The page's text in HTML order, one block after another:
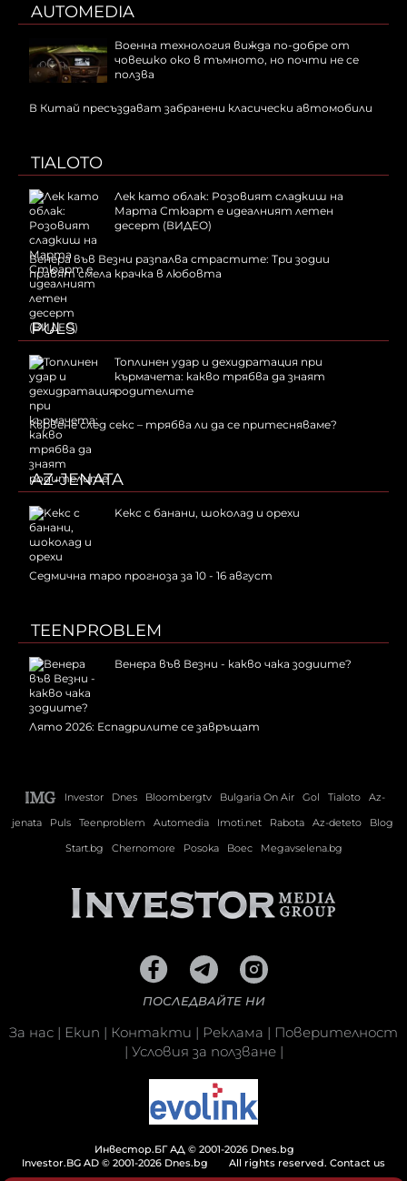
AUTOMEDIA
Военна технология вижда по-добре от
човешко око в тъмното, но почти не се
ползва
В Китай пресъздават забранени класически автомобили
TIALOTO
Лек като облак: Розовият сладкиш на
Марта Стюарт е идеалният летен
десерт (ВИДЕО)
Венера във Везни разпалва страстите: Три зодии
правят смела крачка в любовта
PULS
Топлинен удар и дехидратация при
кърмачета: какво трябва да знаят
родителите
Кървене след секс – трябва ли да се притесняваме?
AZ-JENATA
Kекс с банани, шоколад и орехи
Седмична таро прогноза за 10 - 16 август
TEENPROBLEM
Венера във Везни - какво чака зодиите?
Лято 2026: Еспадрилите се завръщат
Investor Dnes Bloombergtv Bulgaria On Air Gol Tialoto
Az-
jenata
Puls Teenproblem Automedia Imoti.net Rabota Az-deteto
Blog
Start.bg
Chernomore Posoka Boec Megavselena.bg
ПОСЛЕДВАЙТЕ НИ
За нас | Екип | Контакти | Реклама | Поверителност
| Условия за ползване|
Инвестор.БГ АД © 2001-2026 Dnes.bg
Investor.BG AD © 2001-2026 Dnes.bg
All rights reserved. Contact us